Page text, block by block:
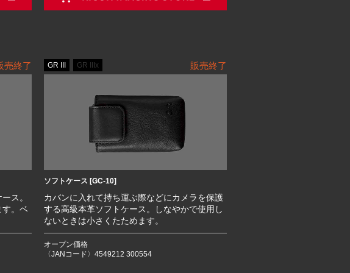
売終了
ス。
す。ベ
GR III GR IIIx 販売終了
ソフトケース [GC-10]
カバンに入れて持ち運ぶ際などにカメラを保護
する高級本革ソフトケース。しなやかで使用し
ないときは小さくたためます。
オープン価格
〈JANコード〉4549212 300554